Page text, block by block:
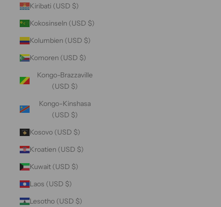
Kiribati (USD $)
Kokosinseln (USD $)
Kolumbien (USD $)
Komoren (USD $)
Kongo-Brazzaville
(USD $)
Kongo-Kinshasa
(USD $)
Kosovo (USD $)
Kroatien (USD $)
Kuwait (USD $)
Laos (USD $)
Lesotho (USD $)